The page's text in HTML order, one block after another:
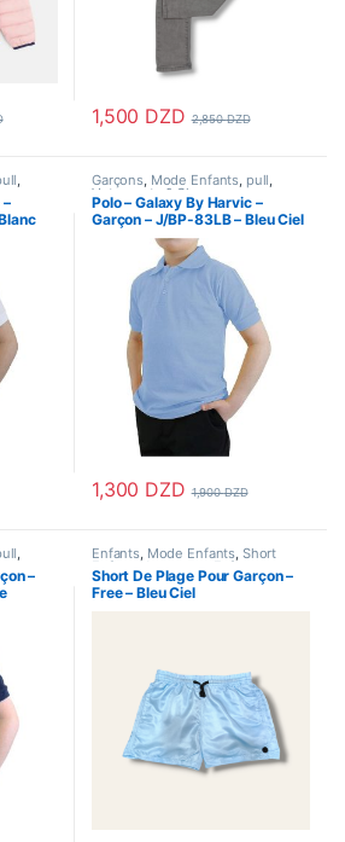
variations. Les options peuvent être
1,500 DZD 2,850DZD
Ce produit a plusieurs
,
variations. Les options peuvent être
Garçons, Mode Enfants, pull,
Vetements & Chaussures
Vetements Enfants
Polo – Galaxy By Harvic –
Garçon – J/BP-83LB – Bleu Ciel
1,300 DZD 1,900DZD
Ce produit a plusieurs
,
–
Enfants, Mode Enfants, Short
Enfant,Vetements Enfants
Short De Plage Pour Garçon –
Free – Bleu Ciel